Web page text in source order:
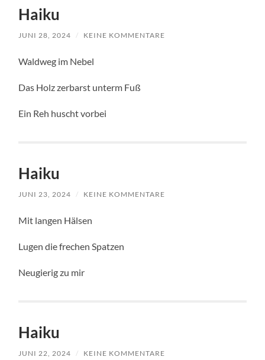
Haiku
JUNI 28, 2024 / KEINE KOMMENTARE
Waldweg im Nebel
Das Holz zerbarst unterm Fuß
Ein Reh huscht vorbei
Haiku
JUNI 23, 2024 / KEINE KOMMENTARE
Mit langen Hälsen
Lugen die frechen Spatzen
Neugierig zu mir
Haiku
JUNI 22, 2024 / KEINE KOMMENTARE